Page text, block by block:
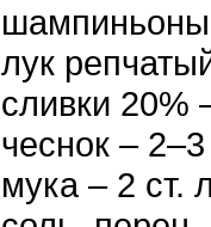
шампиньоны
лук
сливки 20%
чеснок –
мука – 2 ст.